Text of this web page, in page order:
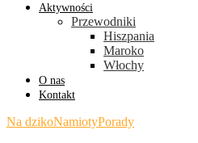
Aktywności
Przewodniki
Hiszpania
Maroko
Włochy
O nas
Kontakt
Na dzikoNamiotyPorady